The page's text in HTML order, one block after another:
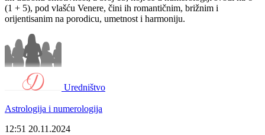
(1 + 5), pod vlašću Venere, čini ih romantičnim, brižnim i
orijentisanim na porodicu, umetnost i harmoniju.
Uredništvo
Astrologija i numerologija
12:51 20.11.2024